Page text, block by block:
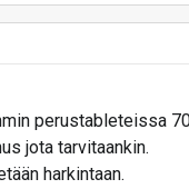
Normaalihinta: 399 €
perustableteissa
jota tarvitaankin.
harkintaan.